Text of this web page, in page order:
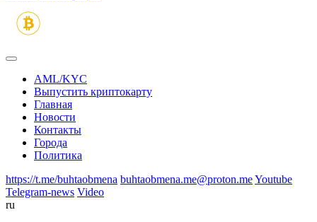
AML/KYC
Выпустить криптокарту
Главная
Новости
Контакты
Города
Политика
https://t.me/buhtaobmena buhtaobmena.me@proton.meYoutube
Telegram-news Video
ru